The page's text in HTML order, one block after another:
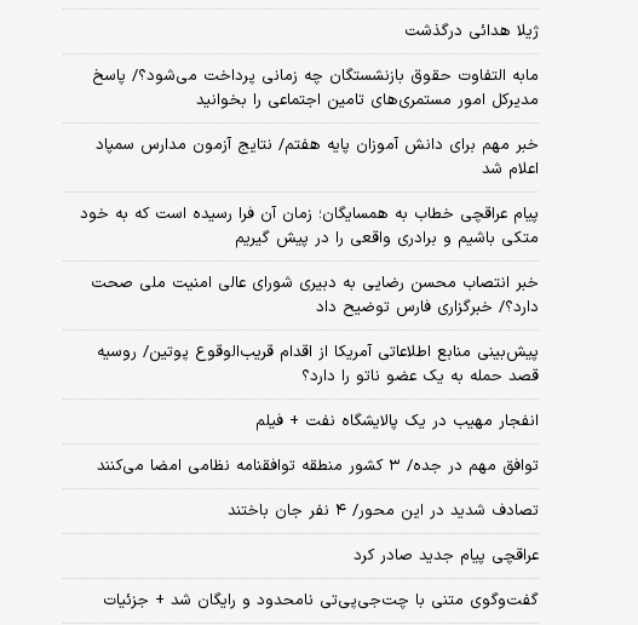
ژیلا هدائی درگذشت
مابه التفاوت حقوق بازنشستگان چه زمانی پرداخت می‌شود؟/ پاسخ
مدیرکل امور مستمری‌های تامین اجتماعی را بخوانید
خبر مهم برای دانش آموزان پایه هفتم/ نتایج آزمون مدارس سمپاد
اعلام شد
پیام عراقچی خطاب به همسایگان؛ زمان آن فرا رسیده است که به خود
متکی باشیم و برادری واقعی را در پیش گیریم
خبر انتصاب محسن رضایی به دبیری شورای عالی امنیت ملی صحت
دارد؟/ خبرگزاری فارس توضیح داد
پیش‌بینی منابع اطلاعاتی آمریکا از اقدام قریب‌الوقوع پوتین/ روسیه
قصد حمله به یک عضو ناتو را دارد؟
انفجار مهیب در یک پالایشگاه نفت + فیلم
توافق مهم در جده/ ۳ کشور منطقه توافقنامه نظامی امضا می‌کنند
تصادف شدید در این محور/ ۴ نفر جان باختند
عراقچی پیام جدید صادر کرد
گفت‌وگوی متنی با چت‌جی‌پی‌تی نامحدود و رایگان شد + جزئیات